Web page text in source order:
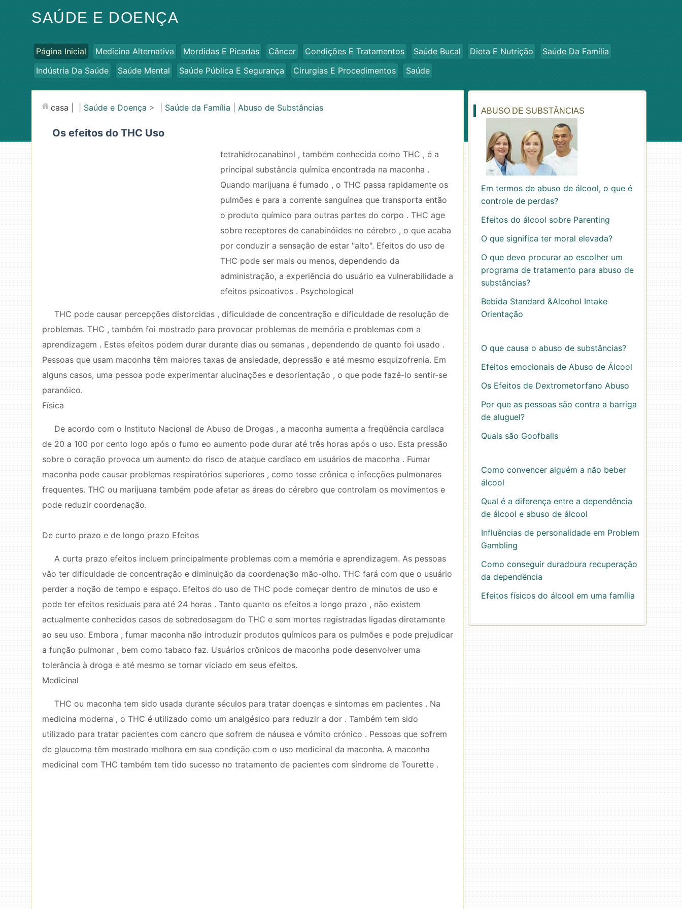
SAÚDE E DOENÇA
Página Inicial Medicina Alternativa Mordidas E Picadas Câncer Condições E Tratamentos Saúde Bucal Dieta E Nutrição
Saúde Da Família
Indústria Da Saúde
Saúde Mental Saúde Pública E Segurança Cirurgias E Procedimentos Saúde
casa Saúde e Doença > | Saúde da Família Abuso de Substâncias
Os efeitos do THC Uso
tetrahidrocanabinol , também conhecida como THC , é a
principal substância química encontrada na maconha .
Quando marijuana é fumado , o THC passa rapidamente os
pulmões e para a corrente sanguínea que transporta então
o produto químico para outras partes do corpo . THC age
sobre receptores de canabinóides no cérebro , o que acaba
por conduzir a sensação de estar "alto". Efeitos do uso de
THC pode ser mais ou menos, dependendo da
administração, a experiência do usuário ea vulnerabilidade a
efeitos psicoativos . Psychological
THC pode causar percepções distorcidas , dificuldade de concentração e dificuldade de resolução de
problemas. THC , também foi mostrado para provocar problemas de memória e problemas com a
aprendizagem . Estes efeitos podem durar durante dias ou semanas , dependendo de quanto foi usado .
Pessoas que usam maconha têm maiores taxas de ansiedade, depressão e até mesmo esquizofrenia. Em
alguns casos, uma pessoa pode experimentar alucinações e desorientação , o que pode fazê-lo sentir-se
paranóico.
Física
De acordo com o Instituto Nacional de Abuso de Drogas , a maconha aumenta a freqüência cardíaca
de 20 a 100 por cento logo após o fumo eo aumento pode durar até três horas após o uso. Esta pressão
sobre o coração provoca um aumento do risco de ataque cardíaco em usuários de maconha . Fumar
maconha pode causar problemas respiratórios superiores , como tosse crônica e infecções pulmonares
frequentes. THC ou marijuana também pode afetar as áreas do cérebro que controlam os movimentos e
pode reduzir coordenação.
De curto prazo e de longo prazo Efeitos
A curta prazo efeitos incluem principalmente problemas com a memória e aprendizagem. As pessoas
vão ter dificuldade de concentração e diminuição da coordenação mão-olho. THC fará com que o usuário
perder a noção de tempo e espaço. Efeitos do uso de THC pode começar dentro de minutos de uso e
pode ter efeitos residuais para até 24 horas . Tanto quanto os efeitos a longo prazo , não existem
actualmente conhecidos casos de sobredosagem do THC e sem mortes registradas ligadas diretamente
ao seu uso. Embora , fumar maconha não introduzir produtos químicos para os pulmões e pode prejudicar
a função pulmonar , bem como tabaco faz. Usuários crônicos de maconha pode desenvolver uma
tolerância à droga e até mesmo se tornar viciado em seus efeitos.
Medicinal
THC ou maconha tem sido usada durante séculos para tratar doenças e sintomas em pacientes . Na
medicina moderna , o THC é utilizado como um analgésico para reduzir a dor . Também tem sido
utilizado para tratar pacientes com cancro que sofrem de náusea e vómito crónico . Pessoas que sofrem
de glaucoma têm mostrado melhora em sua condição com o uso medicinal da maconha. A maconha
medicinal com THC também tem tido sucesso no tratamento de pacientes com síndrome de Tourette .
ABUSO DE SUBSTÂNCIAS
Em termos de abuso de álcool, o que é
controle de perdas?
Efeitos do álcool sobre Parenting
O que significa ter moral elevada?
O que devo procurar ao escolher um
programa de tratamento para abuso de
substâncias?
Bebida Standard &Alcohol Intake
Orientação
O que causa o abuso de substâncias?
Efeitos emocionais de Abuso de Álcool
Os Efeitos de Dextrometorfano Abuso
Por que as pessoas são contra a barriga
de aluguel?
Quais são Goofballs
Como convencer alguém a não beber
álcool
Qual é a diferença entre a dependência
de álcool e abuso de álcool
Influências de personalidade em Problem
Gambling
Como conseguir duradoura recuperação
da dependência
Efeitos físicos do álcool em uma família